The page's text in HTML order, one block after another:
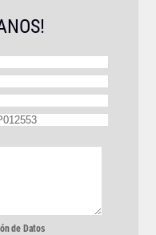
de Datos